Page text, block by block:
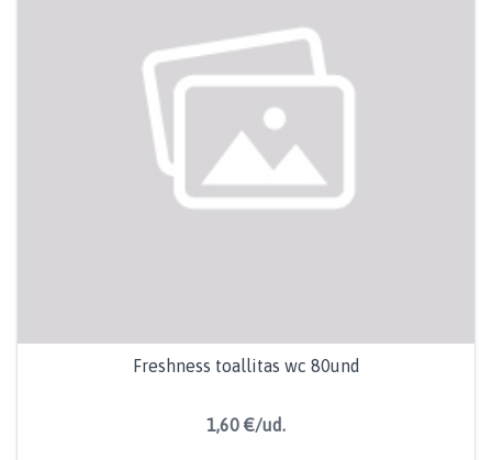
Freshness toallitas wc 80und
1,60 €/ud.